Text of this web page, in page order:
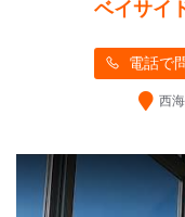
ベイサイ
電話で
西